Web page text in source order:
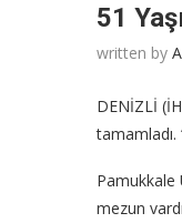
51
written by
DENİZLİ
Pamukkale
mezun